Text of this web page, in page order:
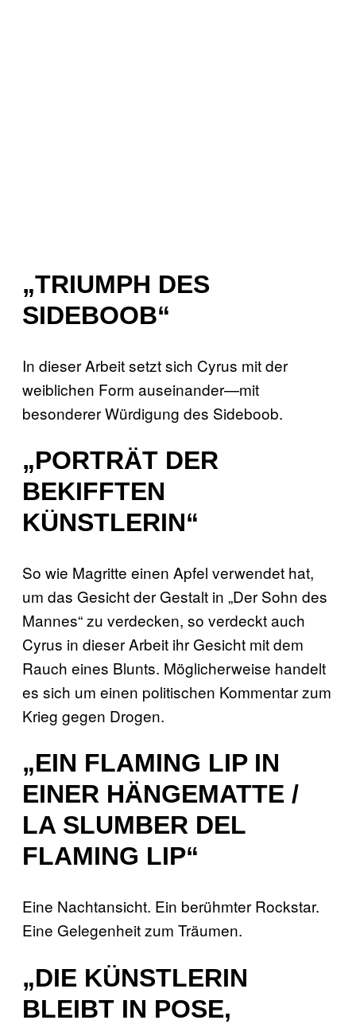
„TRIUMPH DES
SIDEBOOB“
In dieser Arbeit setzt sich Cyrus mit der
weiblichen Form auseinander—mit
besonderer Würdigung des Sideboob.
„PORTRÄT DER
BEKIFFTEN
KÜNSTLERIN“
So wie Magritte einen Apfel verwendet hat,
um das Gesicht der Gestalt in „Der Sohn des
Mannes“ zu verdecken, so verdeckt auch
Cyrus in dieser Arbeit ihr Gesicht mit dem
Rauch eines Blunts. Möglicherweise handelt
es sich um einen politischen Kommentar zum
Krieg gegen Drogen.
„EIN FLAMING LIP IN
EINER HÄNGEMATTE /
LA SLUMBER DEL
FLAMING LIP“
Eine Nachtansicht. Ein berühmter Rockstar.
Eine Gelegenheit zum Träumen.
„DIE KÜNSTLERIN
BLEIBT IN POSE,